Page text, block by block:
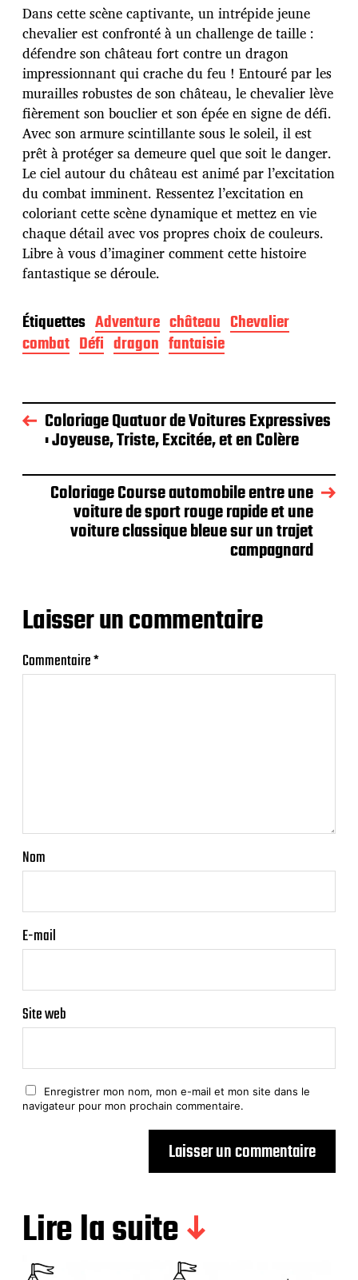
p
u
b
l
i
c
a
t
i
o
n
Dans cette scène captivante, un intrépide jeune
chevalier est confronté à un challenge de taille :
défendre son château fort contre un dragon
impressionnant qui crache du feu ! Entouré par les
murailles robustes de son château, le chevalier lève
fièrement son bouclier et son épée en signe de défi.
Avec son armure scintillante sous le soleil, il est
prêt à protéger sa demeure quel que soit le danger.
Le ciel autour du château est animé par l’excitation
du combat imminent. Ressentez l’excitation en
coloriant cette scène dynamique et mettez en vie
chaque détail avec vos propres choix de couleurs.
Libre à vous d’imaginer comment cette histoire
fantastique se déroule.
Étiquettes Adventure château Chevalier
combat Défi dragon fantaisie
Coloriage Quatuor de Voitures Expressives
: Joyeuse, Triste, Excitée, et en Colère
Coloriage Course automobile entre une
voiture de sport rouge rapide et une
voiture classique bleue sur un trajet
campagnard
Laisser un commentaire
Commentaire*
Nom
E-mail
Site web
Enregistrer mon nom, mon e-mail et mon site dans le
navigateur pour mon prochain commentaire.
Lire la suite